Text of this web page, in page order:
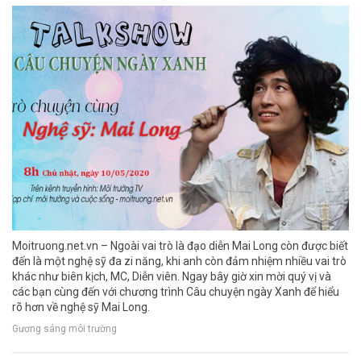
Moitruong.net.vn – Ngoài vai trò là đạo diễn Mai Long còn được biết
đến là một nghệ sỹ đa zi năng, khi anh còn đảm nhiệm nhiều vai trò
khác như biên kịch, MC, Diễn viên. Ngay bây giờ xin mời quý vị và
các bạn cùng đến với chương trình Câu chuyện ngày Xanh để hiểu
rõ hơn về nghệ sỹ Mai Long.
Gương sáng môi trường